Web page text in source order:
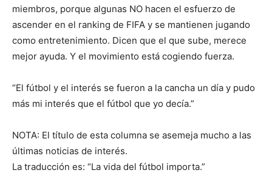
miembros, porque algunas NO hacen el esfuerzo de
ascender en el ranking de FIFA y se mantienen jugando
como entretenimiento. Dicen que el que sube, merece
mejor ayuda. Y el movimiento está cogiendo fuerza.
“El fútbol y el interés se fueron a la cancha un día y pudo
más mi interés que el fútbol que yo decía.”
NOTA: El título de esta columna se asemeja mucho a las
últimas noticias de interés.
La traducción es: “La vida del fútbol importa.”